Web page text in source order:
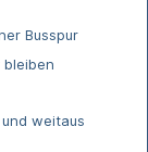
Busspur
bleiben
weitaus